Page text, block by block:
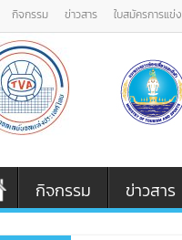
กิจกรรม ข่าวสาร ใบสมัครการแข่
กิจกรรม ข่าวสาร